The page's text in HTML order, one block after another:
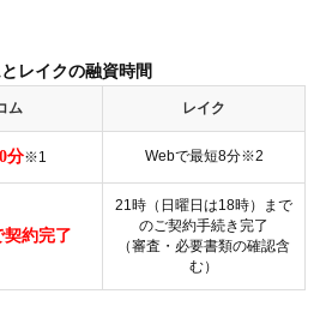
レイクの融資時間
ム レイク
分※1 Webで最短8分※2
契約完了
21時（日曜日は18時）まで
のご契約手続き完了
（審査・必要書類の確認含
む）